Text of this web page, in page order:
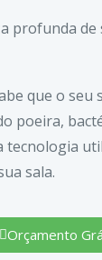
que o
poeira,
tecnologia
sala.
Orçamento